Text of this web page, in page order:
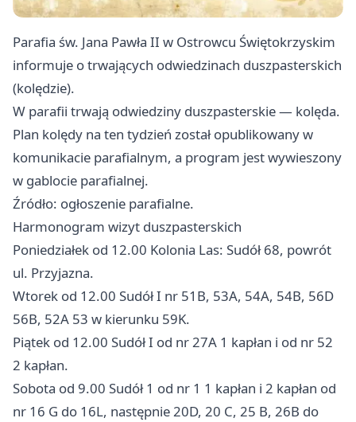
Parafia św. Jana Pawła II w Ostrowcu Świętokrzyskim
informuje o trwających odwiedzinach duszpasterskich
(kolędzie).
W parafii trwają odwiedziny duszpasterskie — kolęda.
Plan kolędy na ten tydzień został opublikowany w
komunikacie parafialnym, a program jest wywieszony
w gablocie parafialnej.
Źródło: ogłoszenie parafialne.
Harmonogram wizyt duszpasterskich
Poniedziałek od 12.00 Kolonia Las: Sudół 68, powrót
ul. Przyjazna.
Wtorek od 12.00 Sudół I nr 51B, 53A, 54A, 54B, 56D
56B, 52A 53 w kierunku 59K.
Piątek od 12.00 Sudół I od nr 27A 1 kapłan i od nr 52
2 kapłan.
Sobota od 9.00 Sudół 1 od nr 1 1 kapłan i 2 kapłan od
nr 16 G do 16L, następnie 20D, 20 C, 25 B, 26B do